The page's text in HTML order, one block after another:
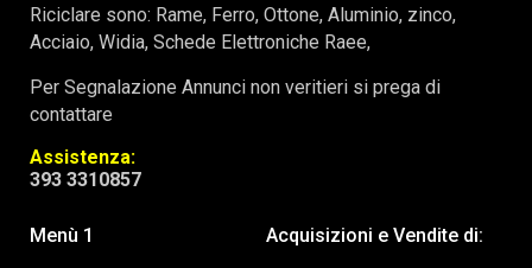
Riciclare sono: Rame, Ferro, Ottone, Aluminio, zinco,
Acciaio, Widia, Schede Elettroniche Raee,
Per Segnalazione Annunci non veritieri si prega di
contattare
Assistenza:
393 3310857
Menù 1
Acquisizioni e Vendite di: